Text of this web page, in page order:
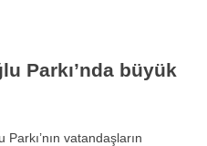
Parkı’nda büyük
Parkı’nın vatandaşların